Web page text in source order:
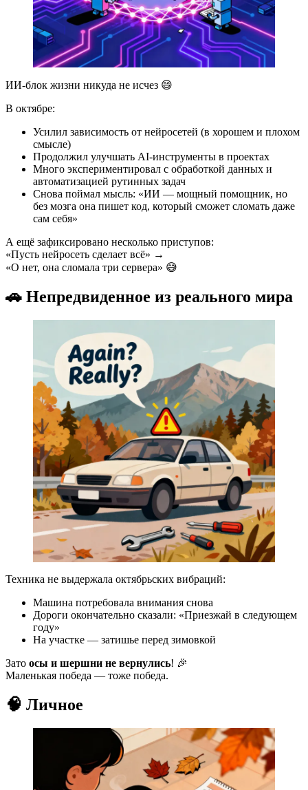
ИИ-блок жизни никуда не исчез 😄
В октябре:
Усилил зависимость от нейросетей (в хорошем и плохом
смысле)
Продолжил улучшать AI-инструменты в проектах
Много экспериментировал с обработкой данных и
автоматизацией рутинных задач
Снова поймал мысль: «ИИ — мощный помощник, но
без мозга она пишет код, который сможет сломать даже
сам себя»
А ещё зафиксировано несколько приступов:
«Пусть нейросеть сделает всё» →
«О нет, она сломала три сервера» 😅
🚗 Непредвиденное из реального мира
Техника не выдержала октябрьских вибраций:
Машина потребовала внимания снова
Дороги окончательно сказали: «Приезжай в следующем
году»
На участке — затишье перед зимовкой
Зато осы и шершни не вернулись! 🎉
Маленькая победа — тоже победа.
🧠 Личное